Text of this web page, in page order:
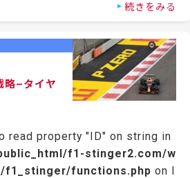
続きをみる
略–タイヤ
read property "ID" on string in
f1-stinger2.com/w
f1_stinger/functions.php on l